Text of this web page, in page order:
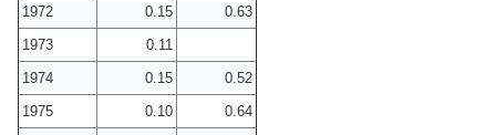
1972
0.15
0.63
1973
0.11
1974
0.15
0.52
1975
0.10
0.64